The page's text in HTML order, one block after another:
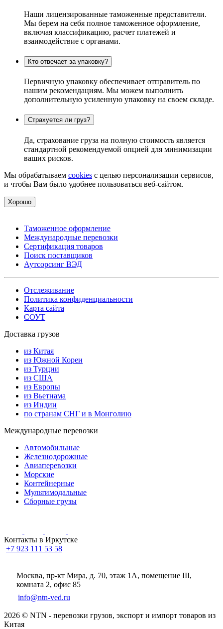
Наши лицензированные таможенные представители.
Мы берем на себя полное таможенное оформление,
включая классификацию, расчет платежей и
взаимодействие с органами.
Кто отвечает за упаковку?
Первичную упаковку обеспечивает отправитель по
нашим рекомендациям. Мы можем выполнить
дополнительную усиленную упаковку на своем складе.
Страхуется ли груз?
Да, страхование груза на полную стоимость является
стандартной рекомендуемой опцией для минимизации
ваших рисков.
Мы обрабатываем cookies с целью персонализации сервисов,
и чтобы Вам было удобнее пользоваться веб-сайтом.
Хорошо
Таможенное оформление
Международные перевозки
Сертификация товаров
Поиск поставщиков
Аутсорсинг ВЭД
Отслеживание
Политика конфиденциальности
Карта сайта
СОУТ
Доставка грузов
из Китая
из Южной Кореи
из Турции
из США
из Европы
из Вьетнама
из Индии
по странам СНГ и в Монголию
Международные перевозки
Автомобильные
Железнодорожные
Авиаперевозки
Морские
Контейнерные
Мультимодальные
Сборные грузы
Контакты в Иркутске
+7 923 111 53 58
Москва, пр-кт Мира, д. 70, этаж 1А, помещение III,
комната 2, офис 85
info@ntn-ved.ru
2026 © NTN - перевозки грузов, экспорт и импорт товаров из
Китая